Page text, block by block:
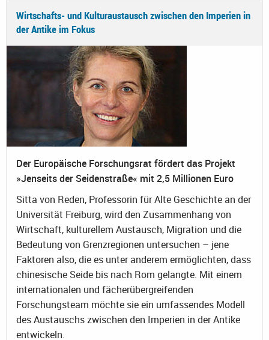
Wirtschafts- und Kulturaustausch zwischen den Imperien in
der Antike im Fokus
Der Europäische Forschungsrat fördert das Projekt
»Jenseits der Seidenstraße« mit 2,5 Millionen Euro
Sitta von Reden, Professorin für Alte Geschichte an der
Universität Freiburg, wird den Zusammenhang von
Wirtschaft, kulturellem Austausch, Migration und die
Bedeutung von Grenzregionen untersuchen – jene
Faktoren also, die es unter anderem ermöglichten, dass
chinesische Seide bis nach Rom gelangte. Mit einem
internationalen und fächerübergreifenden
Forschungsteam möchte sie ein umfassendes Modell
des Austauschs zwischen den Imperien in der Antike
entwickeln.